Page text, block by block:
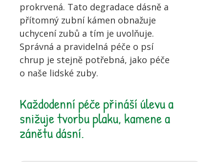
prokrvená. Tato degradace dásně a
přítomný zubní kámen obnažuje
uchycení zubů a tím je uvolňuje.
Správná a pravidelná péče o psí
chrup je stejně potřebná, jako péče
o naše lidské zuby.
Každodenní péče přináší úlevu a
snižuje tvorbu plaku, kamene a
zánětu dásní.